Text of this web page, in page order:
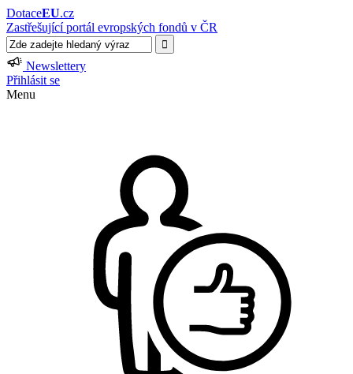
DotaceEU.cz
Zastřešující portál evropských fondů v ČR
Newslettery
Přihlásit se
Menu